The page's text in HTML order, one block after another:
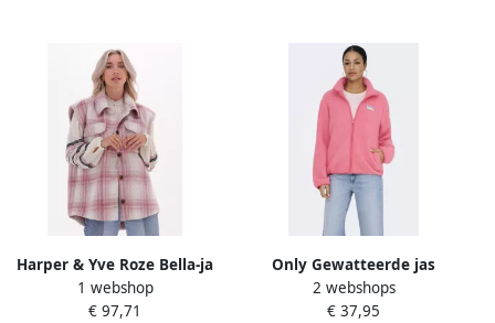
Harper & Yve Roze Bella-ja
Dames Blazers Multicolor
Dames
1 webshop
€ 97,71
Only Gewatteerde jas
ONLEVA LIFE TEDDY JACKET
CC OTW
2 webshops
€ 37,95